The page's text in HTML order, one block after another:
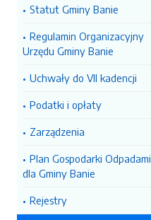
Statut Gminy Banie
Regulamin Organizacyjny
Urzędu Gminy Banie
Uchwały do VII kadencji
Podatki i opłaty
Zarządzenia
Plan Gospodarki Odpadami
dla Gminy Banie
Rejestry